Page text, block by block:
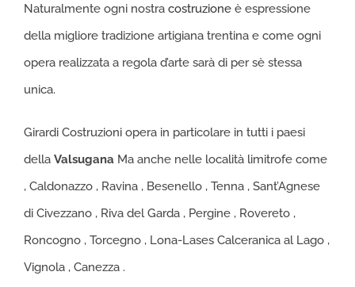
Naturalmente ogni nostra costruzione è espressione
della migliore tradizione artigiana trentina e come ogni
opera realizzata a regola d’arte sarà di per sè stessa
unica.
Girardi Costruzioni opera in particolare in tutti i paesi
della Valsugana Ma anche nelle località limitrofe come
, Caldonazzo , Ravina , Besenello , Tenna , Sant’Agnese
di Civezzano , Riva del Garda , Pergine , Rovereto ,
Roncogno , Torcegno , Lona-Lases Calceranica al Lago ,
Vignola , Canezza .